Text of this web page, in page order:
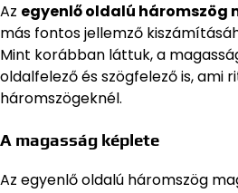
Az egyenlő oldalú háromszög
más fontos jellemző
Mint korábban láttuk, a
oldalfelező és szögfelező is, ami
háromszögeknél.
A magasság képlete
Az egyenlő oldalú háromszög